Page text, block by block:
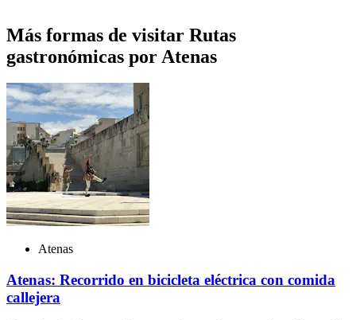
Más formas de visitar Rutas
gastronómicas por Atenas
Atenas
Atenas: Recorrido en bicicleta eléctrica con comida
callejera